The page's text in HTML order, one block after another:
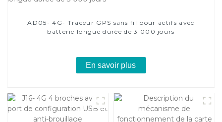
AD05- 4G- Traceur GPS sans fil pour actifs avec
batterie longue durée de 3 000 jours
En savoir plus